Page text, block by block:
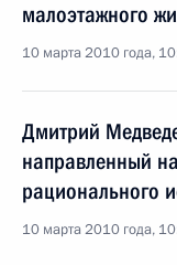
малоэтажного
10 марта 2010 года,
Дмитрий
направленный
рационального
10 марта 2010 года,